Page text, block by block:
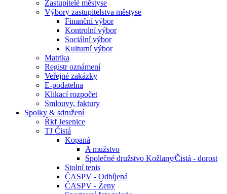
Zastupitelé městyse
Výbory zastupitelstva městyse
Finanční výbor
Kontrolní výbor
Sociální výbor
Kulturní výbor
Matrika
Registr oznámení
Veřejné zakázky
E-podatelna
Klikací rozpočet
Smlouvy, faktury
Spolky & sdružení
Řkf Jesenice
TJ Čistá
Kopaná
A mužstvo
Společné družstvo Kožlany⁄Čistá - dorost
Stolní tenis
ČASPV - Odbíjená
ČASPV - Ženy